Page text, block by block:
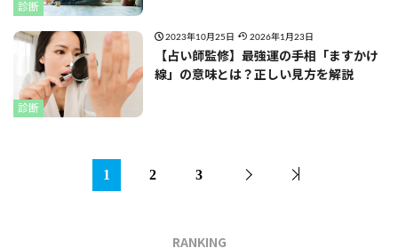
診断
診断
2023年10月25日 2026年1月23日
【占い師監修】最強運の手相「ますかけ
線」の意味とは？正しい見方を解説
1 2 3